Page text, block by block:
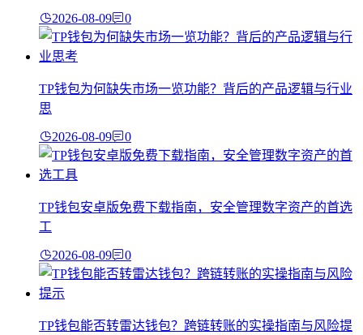
2026-08-09 0
TP钱包为何缺失市场一览功能？背后的产品逻辑与行业
思
2026-08-09 0
TP钱包安卓版免费下载指南，安全管理数字资产的首选
工
2026-08-09 0
TP钱包能否转雷达钱包？跨链转账的实操指南与风险提